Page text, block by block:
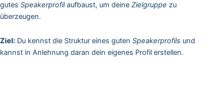
gutes Speakerprofilaufbaust, um deine Zielgruppe zu
überzeugen.
Ziel: Du kennst die Struktur eines guten Speakerprofils und
kannst in Anlehnung daran dein eigenes Profil erstellen.